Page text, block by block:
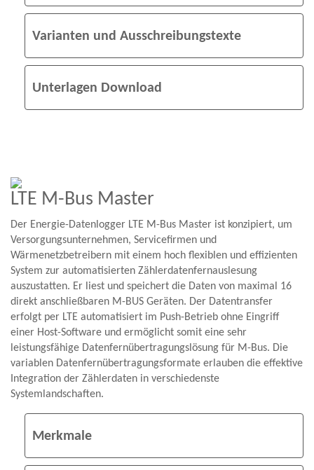
Varianten und Ausschreibungstexte
Unterlagen Download
LTE M-Bus Master
Der Energie-Datenlogger LTE M-Bus Master ist konzipiert, um
Versorgungsunter­nehmen, Servicefirmen und
Wärmenetzbetreibern mit einem hoch flexiblen und effizienten
System zur automatisierten Zählerdaten­fernauslesung
auszustatten. Er liest und speichert die Daten von maximal 16
direkt anschließbaren M-BUS Geräten. Der Datentransfer
erfolgt per LTE automatisiert im Push-Betrieb ohne Eingriff
einer Host-Software und ermöglicht somit eine sehr
leistungsfähige Datenfernübertragungslösung für M-Bus. Die
variablen Datenfernübertragungsformate erlauben die effektive
Integration der Zählerdaten in verschiedenste
Systemlandschaften.
Merkmale